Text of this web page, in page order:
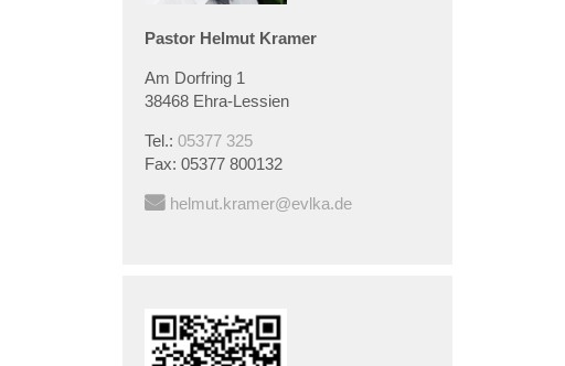
Pastor Helmut Kramer
Am Dorfring 1
38468 Ehra-Lessien
Tel.: 05377 325
Fax: 05377 800132
helmut.kramer@evlka.de